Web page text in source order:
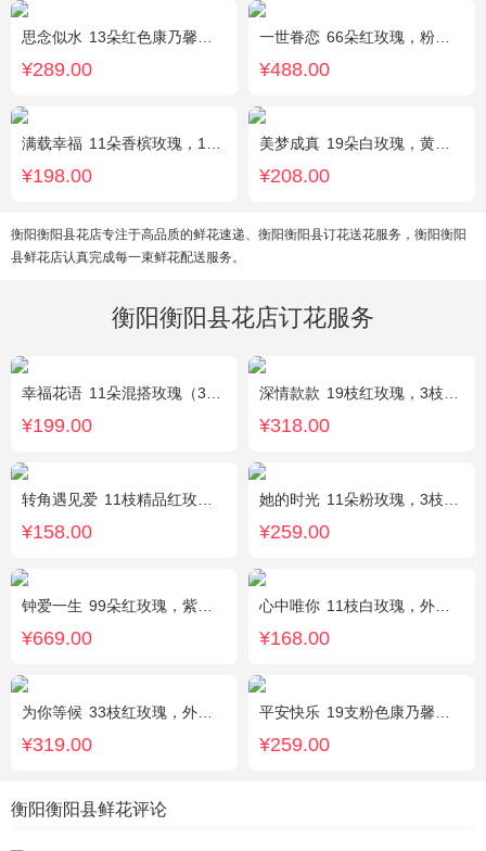
思念似水 13朵红色康乃馨，5朵粉玫瑰，粉色洋桔梗、红豆、尤加利搭配
¥289.00
一世眷恋 66朵红玫瑰，粉色石竹梅外围丰满围边，黑色丝带搭配
¥488.00
满载幸福 11朵香槟玫瑰，1支白色多头香水百合，搭配桔梗、黄莺。
¥198.00
美梦成真 19朵白玫瑰，黄莺绿叶边围
¥208.00
衡阳衡阳县花店专注于高品质的鲜花速递、衡阳衡阳县订花送花服务，衡阳衡阳
县鲜花店认真完成每一束鲜花配送服务。
衡阳衡阳县花店订花服务
幸福花语 11朵混搭玫瑰（3支红玫瑰、3支粉玫瑰、3支白玫瑰、2支香槟玫瑰），搭配适量黄莺、栀子叶，随机赠送1只可爱小熊。
¥199.00
深情款款 19枝红玫瑰，3枝白百合，3枝粉百合，搭配满天星，绿叶等配材
¥318.00
转角遇见爱 11枝精品红玫瑰，桔梗适量搭配
¥158.00
她的时光 11朵粉玫瑰，3枝白色多头百合，白色洋桔梗
¥259.00
钟爱一生 99朵红玫瑰，紫色勿忘我围边
¥669.00
心中唯你 11枝白玫瑰，外围紫色勿忘我。
¥168.00
为你等候 33枝红玫瑰，外围满天星和黄莺，随机赠送两只公仔
¥319.00
平安快乐 19支粉色康乃馨，2支白色多头百合，搭配适量叶上黄金。
¥259.00
衡阳衡阳县鲜花评论